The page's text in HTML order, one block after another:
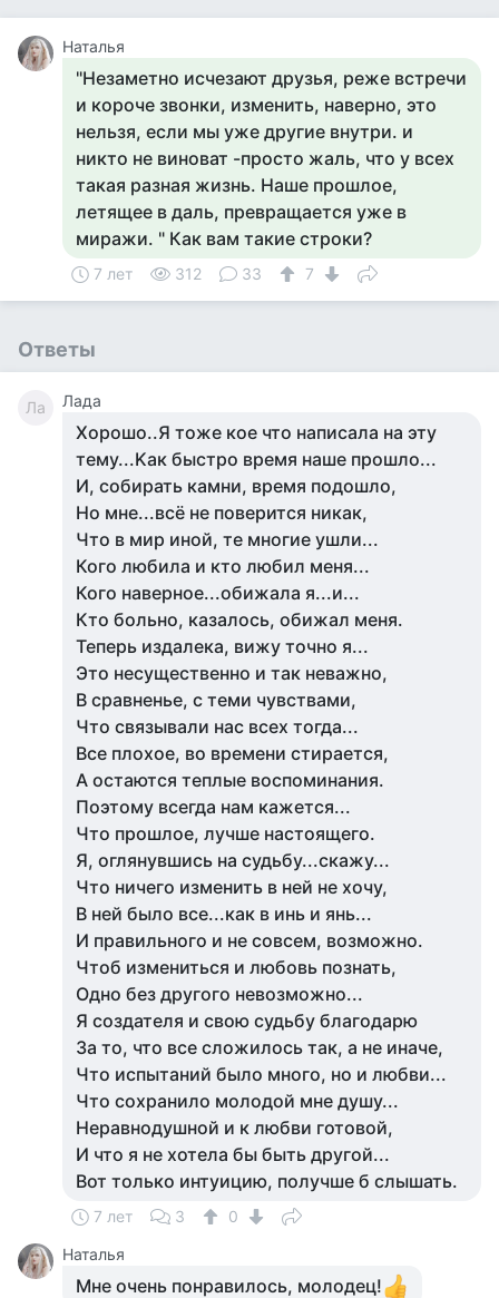
Наталья
"Незаметно исчезают друзья, реже встречи
и короче звонки, изменить, наверно, это
нельзя, если мы уже другие внутри. и
никто не виноват -просто жаль, что у всех
такая разная жизнь. Наше прошлое,
летящее в даль, превращается уже в
миражи. " Как вам такие строки?
7 лет 312 33 7
Ответы
Ла Лада
Хорошо..Я тоже кое что написала на эту
тему...Kак быстро время наше прошло...
И, собирать камни, время подошло,
Но мне...всё не поверится никак,
Что в мир иной, те многие ушли...
Кого любила и кто любил меня...
Кого наверное...обижала я...и...
Кто больно, казалось, обижал меня.
Теперь издалека, вижу точно я...
Это несущественно и так неважно,
В сравненье, с теми чувствами,
Что связывали нас всех тогда...
Все плохое, во времени стирается,
А остаются теплые воспоминания.
Поэтому всегда нам кажется...
Что прошлое, лучше настоящего.
Я, оглянувшись на судьбу...скажу...
Что ничего изменить в ней не хочу,
В ней было все...как в инь и янь...
И правильного и не совсем, возможно.
Чтоб измениться и любовь познать,
Одно без другого невозможно...
Я создателя и свою судьбу благодарю
За то, что все сложилось так, а не иначе,
Что испытаний было много, но и любви...
Что сохранило молодой мне душу...
Неравнодушной и к любви готовой,
И что я не хотела бы быть другой...
Вот только интуицию, получше б слышать.
7 лет 3
0
Наталья
Мне очень понравилось, молодец!